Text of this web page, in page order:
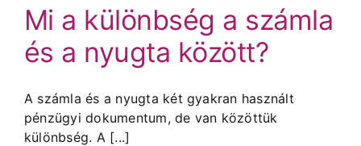
dokumentumok
kezelésében?
bejegyzéshez
Mi a különbség a számla
és a nyugta között?
A számla és a nyugta két gyakran használt
pénzügyi dokumentum, de van közöttük
különbség. A [...]